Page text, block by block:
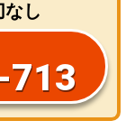
し
713